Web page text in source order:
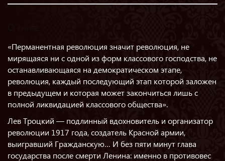
«Перманентная революция значит революция, не
мирящаяся ни с одной из форм классового господства, не
останавливающаяся на демократическом этапе,
революция, каждый последующий этап которой заложен
в предыдущем и которая может закончиться лишь с
полной ликвидацией классового общества».
Лев Троцкий — подлинный вдохновитель и организатор
революции 1917 года, создатель Красной армии,
выигравший Гражданскую… И без пяти минут глава
государства после смерти Ленина: именно в противовес